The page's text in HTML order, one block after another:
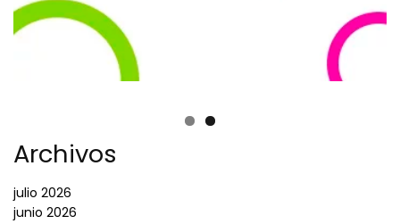
Archivos
julio 2026
junio 2026